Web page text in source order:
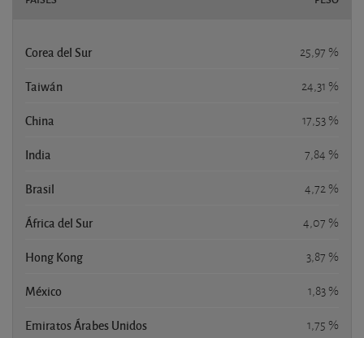
Corea del Sur 25,97 %
Taiwán 24,31 %
China 17,53 %
India 7,84 %
Brasil 4,72 %
África del Sur 4,07 %
Hong Kong 3,87 %
México 1,83 %
Emiratos Árabes Unidos 1,75 %